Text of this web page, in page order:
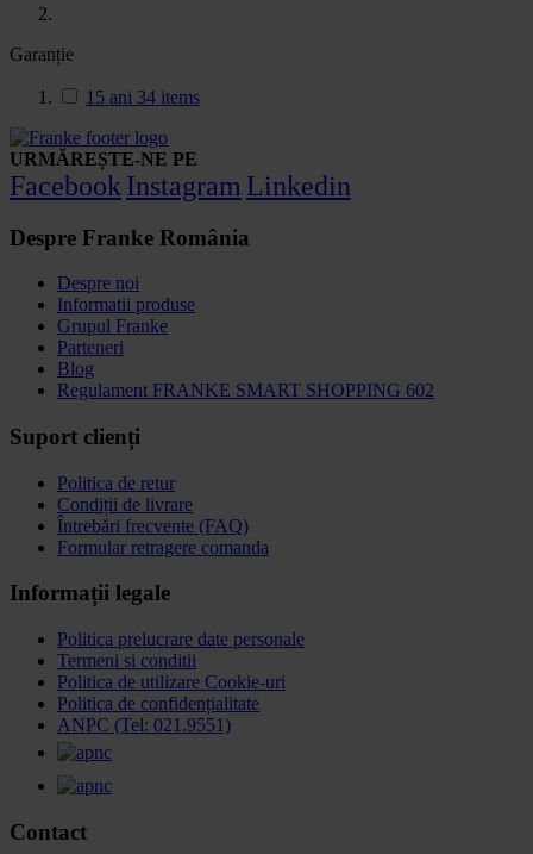
Garanție
15 ani 34 items
URMĂREȘTE-NE PE
Facebook Instagram Linkedin
Despre Franke România
Despre noi
Informatii produse
Grupul Franke
Parteneri
Blog
Regulament FRANKE SMART SHOPPING 602
Suport clienți
Politica de retur
Condiții de livrare
Întrebări frecvente (FAQ)
Formular retragere comanda
Informații legale
Politica prelucrare date personale
Termeni si conditii
Politica de utilizare Cookie-uri
Politica de confidențialitate
ANPC (Tel: 021.9551)
Contact